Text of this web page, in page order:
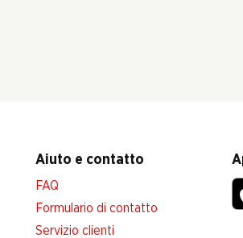
Aiuto e contatto
FAQ
Formulario di contatto
Servizio clienti